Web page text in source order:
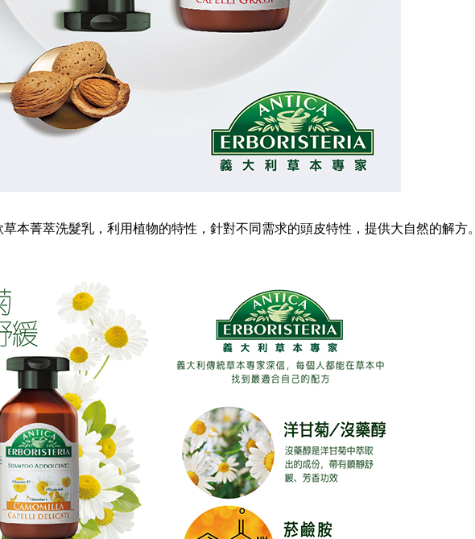
本菁萃洗髮乳，利用植物的特性，針對不同需求的頭皮特性，提供大自然的解方。